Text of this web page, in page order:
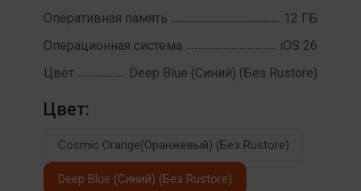
Оперативная память
12 ГБ
Операционная система
iOS 26
Цвет
Deep Blue (Синий) (Без Rustore)
Цвет:
Cosmic Orange(Оранжевый) (Без Rustore)
Deep Blue (Синий) (Без Rustore)